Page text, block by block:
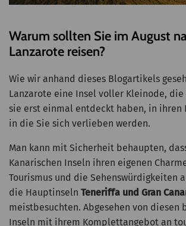
Warum sollten Sie im August
Lanzarote reisen?
Wie wir anhand dieses Blogartikels
Lanzarote eine Insel voller Kleinode, die
sie erst einmal entdeckt haben, in ihren
in die Sie sich verlieben werden.
Man kann mit Sicherheit behaupten,
Kanarischen Inseln ihren eigenen
Tourismus und die Sehenswürdigkeiten
die Hauptinseln Teneriffa und Gran
meistbesuchten. Abgesehen von diesen
Inseln mit ihrem Komplettangebot an